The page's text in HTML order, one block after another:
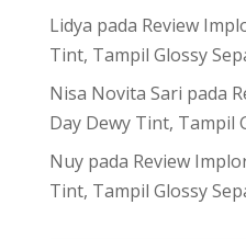
Lidya pada Review
Tint, Tampil Glossy
Nisa Novita Sari pada
Day Dewy Tint, Tampil
Nuypada Review
Tint, Tampil Glossy